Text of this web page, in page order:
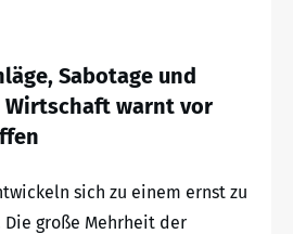
Sabotage und
Wirtschaft warnt vor
sich zu einem ernst zu
große Mehrheit der